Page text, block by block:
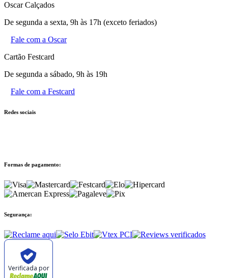
Oscar Calçados
De segunda a sexta, 9h às 17h (exceto feriados)
Fale com a Oscar
Cartão Festcard
De segunda a sábado, 9h às 19h
Fale com a Festcard
Redes sociais
Formas de pagamento:
Segurança:
Verificada por